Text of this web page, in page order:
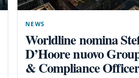
NEWS
Worldline nomina
D’Hoore nuovo
& Compliance